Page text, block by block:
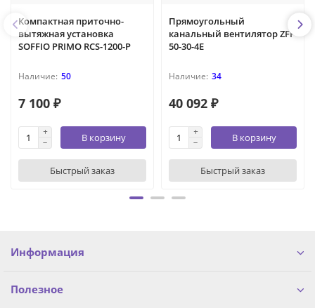
Компактная приточно-
вытяжная установка
SOFFIO PRIMO RCS-1200-P
50
7 100 ₽
В корзину
Быстрый заказ
Прямоугольный
канальный вентилятор ZFP
50-30-4Е
34
40 092 ₽
В корзину
Быстрый заказ
Информация
Полезное